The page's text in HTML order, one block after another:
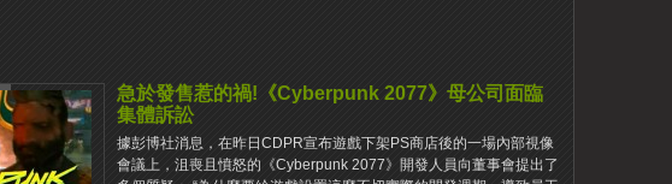
急於發售惹的禍!《Cyberpunk 2077》母公司面臨
集體訴訟
據彭博社消息，在昨日CDPR宣布遊戲下架PS商店後的一場內部視像
會議上，沮喪且憤怒的《Cyberpunk 2077》開發人員向董事會提出了